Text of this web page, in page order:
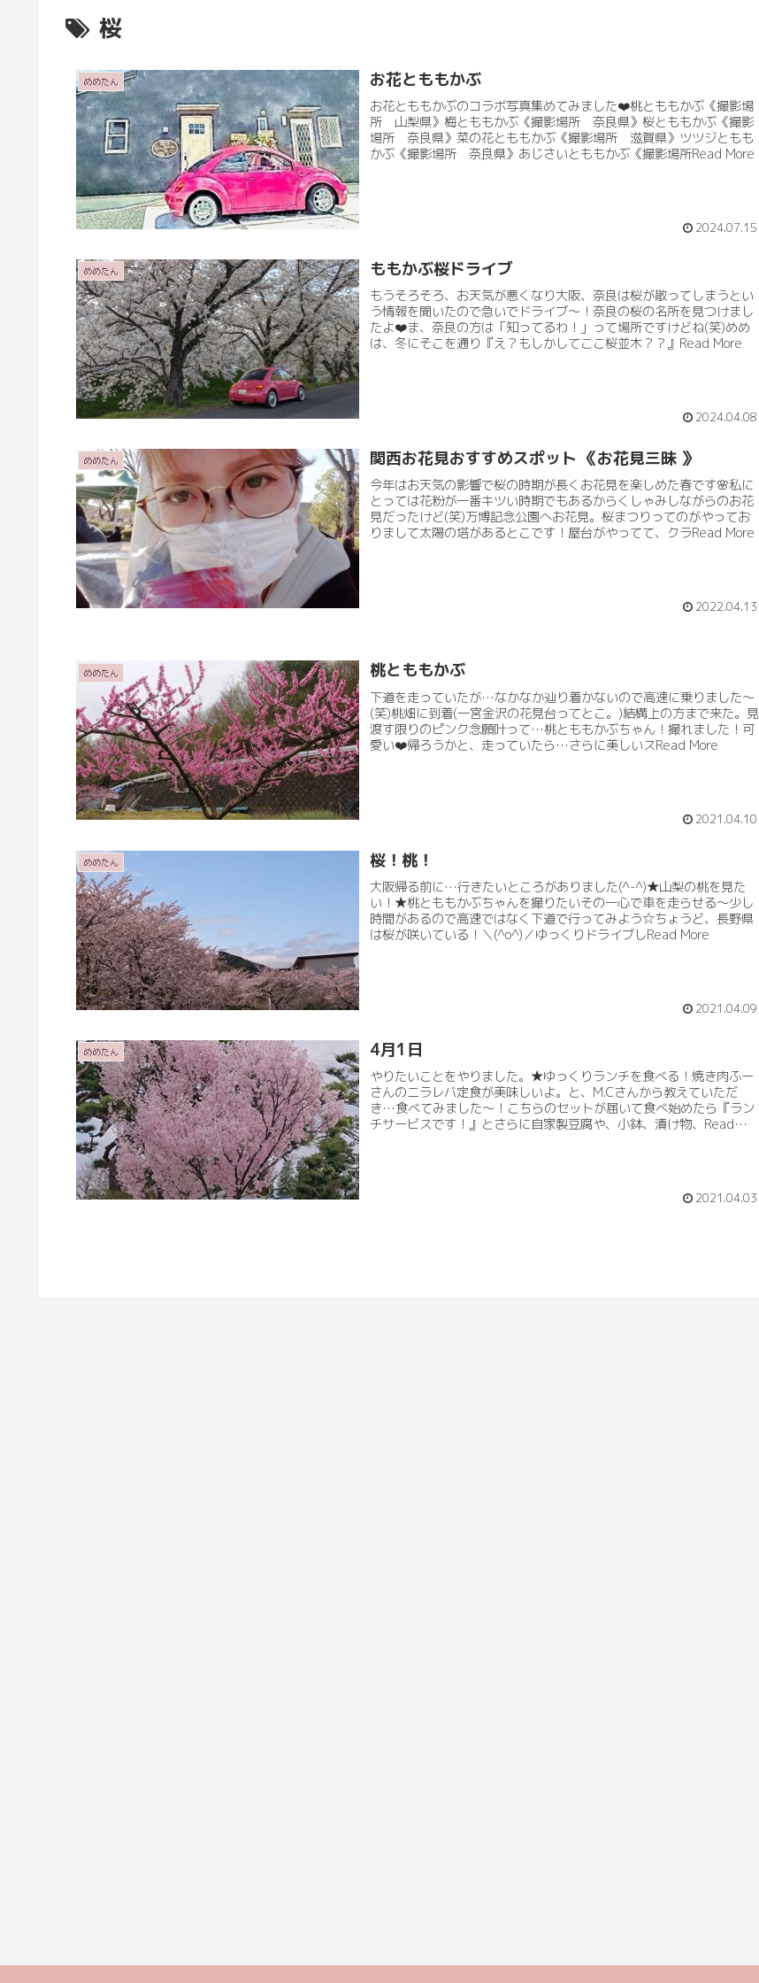
桜
めめたん お花とももかぶ
お花とももかぶのコラボ写真集めてみました❤️桃とももかぶ《撮影場
所 山梨県》梅とももかぶ《撮影場所 奈良県》桜とももかぶ《撮影
場所 奈良県》菜の花とももかぶ《撮影場所 滋賀県》ツツジともも
かぶ《撮影場所 奈良県》あじさいとももかぶ《撮影場所Read More
2024.07.15
めめたん ももかぶ桜ドライブ
もうそろそろ、お天気が悪くなり大阪、奈良は桜が散ってしまうとい
う情報を聞いたので急いでドライブ〜！奈良の桜の名所を見つけまし
たよ❤️ま、奈良の方は「知ってるわ！」って場所ですけどね(笑)めめ
は、冬にそこを通り『え？もしかしてここ桜並木？？』Read More
2024.04.08
めめたん 関西お花見おすすめスポット 《お花見三昧 》
今年はお天気の影響で桜の時期が長くお花見を楽しめた春です🌸私に
とっては花粉が一番キツい時期でもあるからくしゃみしながらのお花
見だったけど(笑)万博記念公園へお花見。桜まつりってのがやってお
りまして太陽の塔があるとこです！屋台がやってて、クラRead More
2022.04.13
めめたん 桃とももかぶ
下道を走っていたが…なかなか辿り着かないので高速に乗りました～
(笑)桃畑に到着(一宮金沢の花見台ってとこ。)結構上の方まで来た。見
渡す限りのピンク念願叶って…桃とももかぶちゃん！撮れました！可
愛い❤️帰ろうかと、走っていたら…さらに美しいスRead More
2021.04.10
めめたん 桜！桃！
大阪帰る前に…行きたいところがありました(^-^)★山梨の桃を見た
い！★桃とももかぶちゃんを撮りたいその一心で車を走らせる～少し
時間があるので高速ではなく下道で行ってみよう☆ちょうど、長野県
は桜が咲いている！＼(^o^)／ゆっくりドライブしRead More
2021.04.09
めめたん 4月1日
やりたいことをやりました。★ゆっくりランチを食べる！焼き肉ふー
さんのニラレバ定食が美味しいよ。と、M.Cさんから教えていただ
き…食べてみました～！こちらのセットが届いて食べ始めたら『ラン
チサービスです！』とさらに自家製豆腐や、小鉢、漬け物、Read
2021.04.03